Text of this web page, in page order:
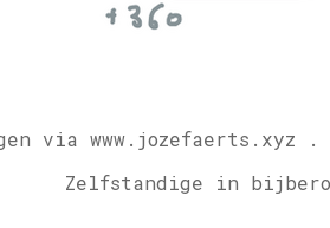
via www.jozefaerts.xyz .
Zelfstandige in